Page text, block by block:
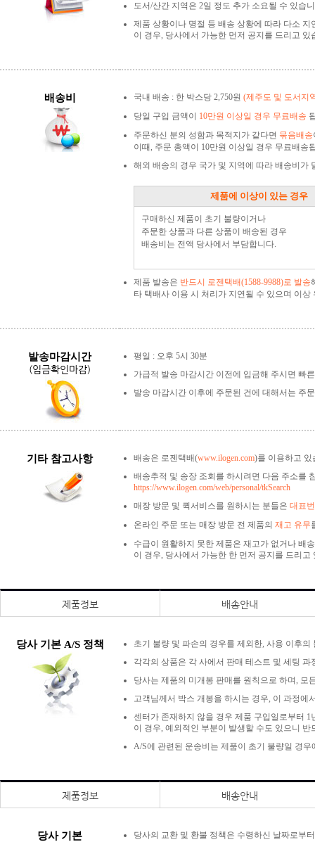
도서/산간 지역은 2일 정도 추가 소요될 수 있습
제품 상황이나 명절 등 배송 상황에 따라 다소 지
이 경우, 당사에서 가능한 먼저 공지를 드리고 있
배송비 국내 배송 : 한 박스당 2,750원 (제주도 및 도서지
당일 구입 금액이 10만원 이상일 경우 무료배송
주문하신 분의 성함과 목적지가 같다면 묶음배송
이때, 주문 총액이 10만원 이상일 경우 무료배송
해외 배송의 경우 국가 및 지역에 따라 배송비가
제품에 이상이 있는 경우
구매하신 제품이 초기 불량이거나
주문한 상품과 다른 상품이 배송된 경우
배송비는 전액 당사에서 부담합니다.
제품 발송은 반드시 로젠택배(1588-9988)로 발송
타 택배사 이용 시 처리가 지연될 수 있으며 이
발송마감시간
(입금확인마감)
평일 : 오후 5시 30분
가급적 발송 마감시간 이전에 입금해 주시면 빠
발송 마감시간 이후에 주문된 건에 대해서는 주
기타 참고사항 배송은 로젠택배(www.ilogen.com)를 이용하고 있
배송추적 및 송장 조회를 하시려면 다음 주소를
https://www.ilogen.com/web/personal/tkSearch
매장 방문 및 퀵서비스를 원하시는 분들은 대표
온라인 주문 또는 매장 방문 전 제품의 재고 유무
수급이 원활하지 못한 제품은 재고가 없거나 배
이 경우, 당사에서 가능한 한 먼저 공지를 드리고
제품정보 배송안내
당사 기본 A/S 정책
초기 불량 및 파손의 경우를 제외한, 사용 이후
각각의 상품은 각 사에서 판매 테스트 및 세팅
당사는 제품의 미개봉 판매를 원칙으로 하며, 모
고객님께서 박스 개봉을 하시는 경우, 이 과정에
센터가 존재하지 않을 경우 제품 구입일로부터
이 경우, 예외적인 부분이 발생할 수도 있으니
A/S에 관련된 운송비는 제품이 초기 불량일 경
제품정보 배송안내
당사 기본 당사의 교환 및 환불 정책은 수령하신 날짜로부